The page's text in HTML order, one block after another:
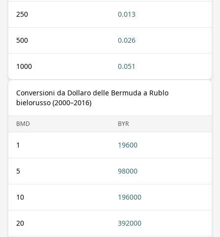
250 0.013
500 0.026
1000 0.051
Conversioni da Dollaro delle Bermuda a Rublo
bielorusso (2000–2016)
BMD BYR
1 19600
5 98000
10 196000
20 392000